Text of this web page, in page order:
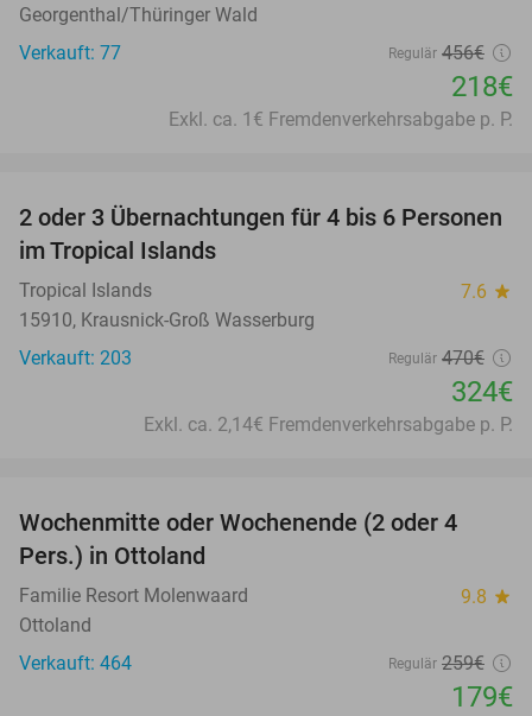
Georgenthal/Thüringer Wald
Verkauft: 77
Regulär 456€
218€
Exkl. ca. 1€ Fremdenverkehrsabgabe p. P.
31%
2 oder 3 Übernachtungen für 4 bis 6 Personen
im Tropical Islands
Tropical Islands 7.6 star
15910, Krausnick-Groß Wasserburg
Verkauft: 203
Regulär 470€
324€
Exkl. ca. 2,14€ Fremdenverkehrsabgabe p. P.
Wochenmitte oder Wochenende (2 oder 4
Pers.) in Ottoland
Familie Resort Molenwaard 9.8 star
Ottoland
Verkauft: 464
Regulär 259€
179€